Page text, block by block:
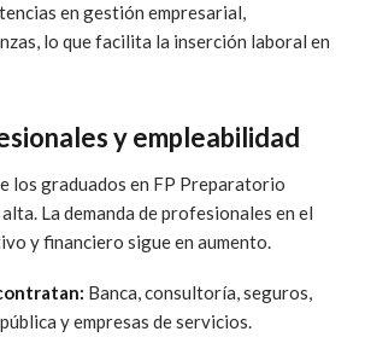
en gestión empresarial,
lo que facilita la inserción laboral en
y empleabilidad
los graduados en FP Preparatorio
La demanda de profesionales en el
y financiero sigue en aumento.
Banca, consultoría, seguros,
y empresas de servicios.